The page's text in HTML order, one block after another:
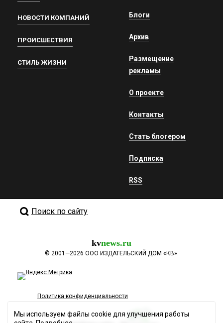
НОВОСТИ КОМПАНИЙ
ПРОИСШЕСТВИЯ
СТИЛЬ ЖИЗНИ
Блоги
Архив
Размещение
рекламы
О проекте
Контакты
Стать блогером
Подписка
RSS
Поиск по сайту
kvnews.ru
© 2001—2026 ООО ИЗДАТЕЛЬСКИЙ ДОМ «КВ».
Политика конфиденциальности
Мы используем файлы cookie для улучшения работы